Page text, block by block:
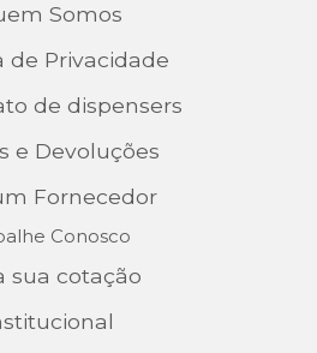
Somos
de Privacidade
de dispensers
e Devoluções
Fornecedor
Conosco
sua cotação